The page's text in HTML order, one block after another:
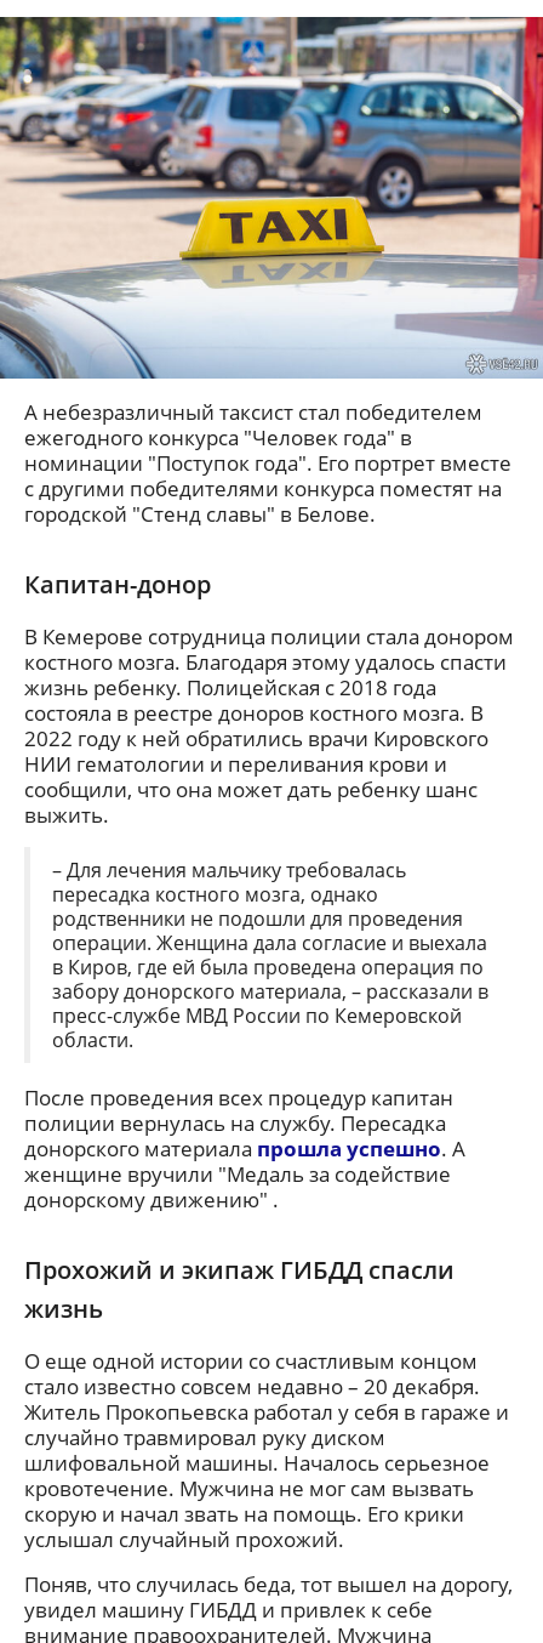
А небезразличный таксист стал победителем
ежегодного конкурса "Человек года" в
номинации "Поступок года". Его портрет вместе
с другими победителями конкурса поместят на
городской "Стенд славы" в Белове.
Капитан-донор
В Кемерове сотрудница полиции стала донором
костного мозга. Благодаря этому удалось спасти
жизнь ребенку. Полицейская с 2018 года
состояла в реестре доноров костного мозга. В
2022 году к ней обратились врачи Кировского
НИИ гематологии и переливания крови и
сообщили, что она может дать ребенку шанс
выжить.
– Для лечения мальчику требовалась
пересадка костного мозга, однако
родственники не подошли для проведения
операции. Женщина дала согласие и выехала
в Киров, где ей была проведена операция по
забору донорского материала, – рассказали в
пресс-службе МВД России по Кемеровской
области.
После проведения всех процедур капитан
полиции вернулась на службу. Пересадка
донорского материала прошла успешно. А
женщине вручили "Медаль за содействие
донорскому движению" .
Прохожий и экипаж ГИБДД спасли
жизнь
О еще одной истории со счастливым концом
стало известно совсем недавно – 20 декабря.
Житель Прокопьевска работал у себя в гараже и
случайно травмировал руку диском
шлифовальной машины. Началось серьезное
кровотечение. Мужчина не мог сам вызвать
скорую и начал звать на помощь. Его крики
услышал случайный прохожий.
Поняв, что случилась беда, тот вышел на дорогу,
увидел машину ГИБДД и привлек к себе
внимание правоохранителей. Мужчина